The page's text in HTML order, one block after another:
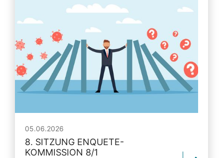
05.06.2026
8. SITZUNG ENQUETE-
KOMMISSION 8/1